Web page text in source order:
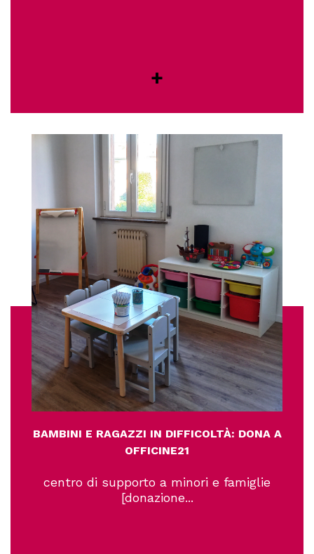
+
BAMBINI E RAGAZZI IN DIFFICOLTÀ: DONA A
OFFICINE21
centro di supporto a minori e famiglie
[donazione...